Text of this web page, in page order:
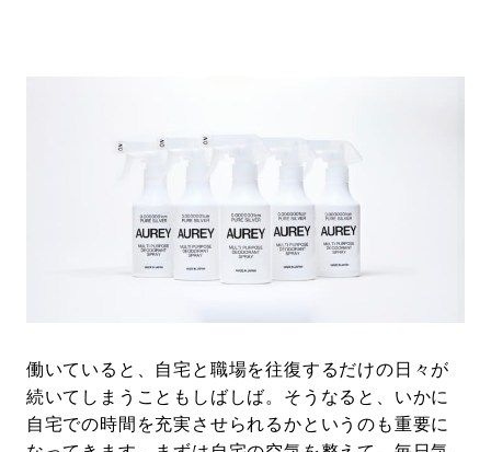
#路地裏てぃーん。 #MONTHLY JOURNAL
#Commune H #FOCUS IT #AH.H
#FASHION #MUSIC #MOVIE
#LIFESTYLE #SNEAKER #OUTDOOR
働いていると、自宅と職場を往復するだけの日々が
続いてしまうこともしばしば。そうなると、いかに
自宅での時間を充実させられるかというのも重要に